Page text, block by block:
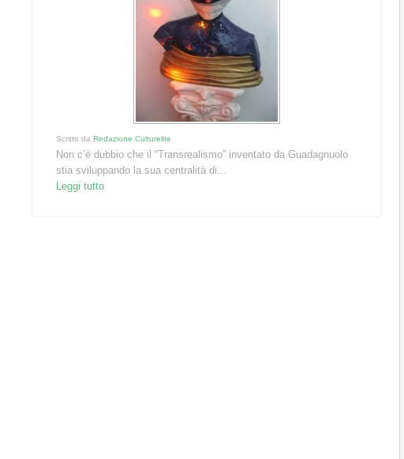
Scritto daRedazione Culturelite
Non c’è dubbio che il “Transrealismo” inventato da Guadagnuolo
stia sviluppando la sua centralità di...
Leggi tutto